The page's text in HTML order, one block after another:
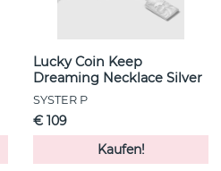
Lucky Coin Keep
Dreaming Necklace Silver
SYSTER P
€ 109
Kaufen!